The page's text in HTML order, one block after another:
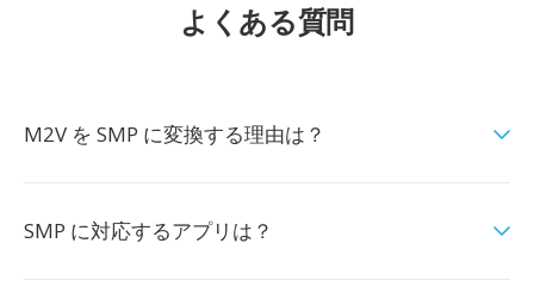
よくある質問
M2V を SMP に変換する理由は？
SMP に対応するアプリは？